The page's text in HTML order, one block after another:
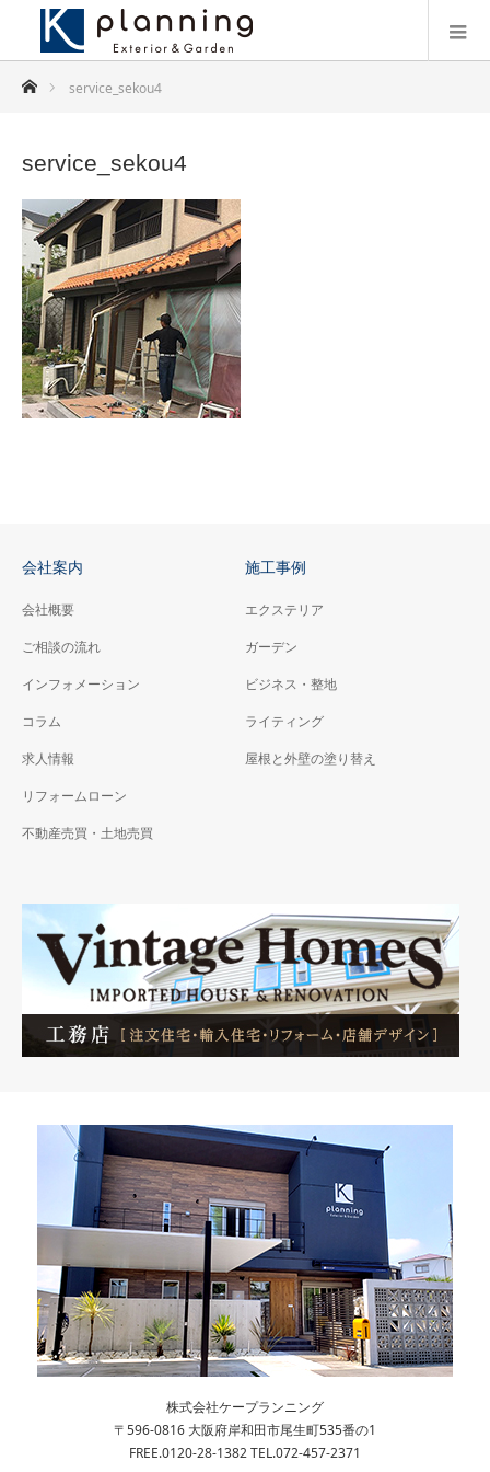
ホームservice_sekou4
service_sekou4
会社案内
会社概要
ご相談の流れ
インフォメーション
コラム
求人情報
リフォームローン
不動産売買・土地売買
施工事例
エクステリア
ガーデン
ビジネス・整地
ライティング
屋根と外壁の塗り替え
株式会社ケープランニング
〒596-0816 大阪府岸和田市尾生町535番の1
FREE.0120-28-1382 TEL.072-457-2371